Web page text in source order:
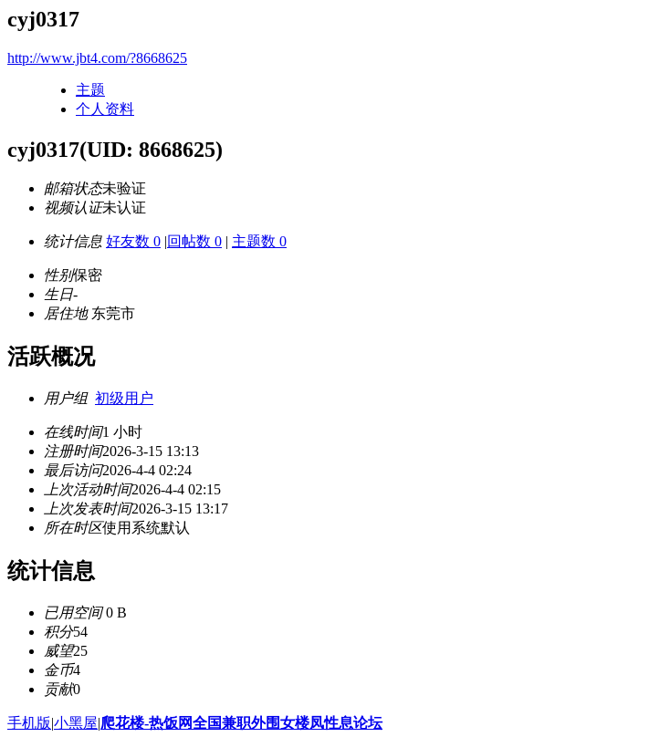
cyj0317
http://www.jbt4.com/?8668625
主题
个人资料
cyj0317(UID: 8668625)
邮箱状态未验证
视频认证未认证
统计信息 好友数 0 |回帖数 0 | 主题数 0
性别保密
生日-
居住地东莞市
活跃概况
用户组 初级用户
在线时间1 小时
注册时间2026-3-15 13:13
最后访问2026-4-4 02:24
上次活动时间2026-4-4 02:15
上次发表时间2026-3-15 13:17
所在时区使用系统默认
统计信息
已用空间0 B
积分54
威望25
金币4
贡献0
手机版|小黑屋|爬花楼-热饭网全国兼职外围女楼凤性息论坛